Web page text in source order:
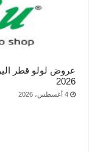
2026
4 أغسطس، 2026